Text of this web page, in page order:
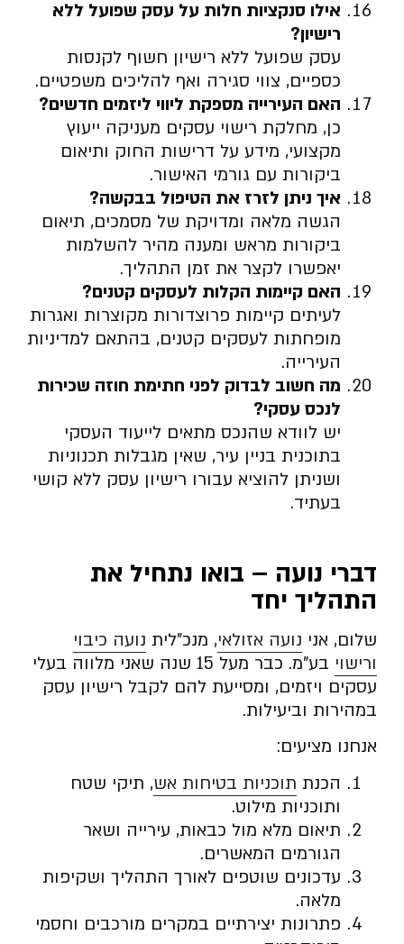
אילו סנקציות חלות על עסק שפועל ללא
רישיון?
עסק שפועל ללא רישיון חשוף לקנסות
כספיים, צווי סגירה ואף להליכים משפטיים.
האם העירייה מספקת ליווי ליזמים חדשים?
כן, מחלקת רישוי עסקים מעניקה ייעוץ
מקצועי, מידע על דרישות החוק ותיאום
ביקורות עם גורמי האישור.
איך ניתן לזרז את הטיפול בבקשה?
הגשה מלאה ומדויקת של מסמכים, תיאום
ביקורות מראש ומענה מהיר להשלמות
יאפשרו לקצר את זמן התהליך.
האם קיימות הקלות לעסקים קטנים?
לעיתים קיימות פרוצדורות מקוצרות ואגרות
מופחתות לעסקים קטנים, בהתאם למדיניות
העירייה.
מה חשוב לבדוק לפני חתימת חוזה שכירות
לנכס עסקי?
יש לוודא שהנכס מתאים לייעוד העסקי
בתוכנית בניין עיר, שאין מגבלות תכנוניות
ושניתן להוציא עבורו רישיון עסק ללא קושי
בעתיד.
דברי נועה – בואו נתחיל את
התהליך יחד
שלום, אני נועה אזולאי, מנכ”לית נועה כיבוי
ורישוי
בע”מ. כבר מעל 15 שנה שאני מלווה בעלי
עסקים ויזמים, ומסייעת להם לקבל רישיון עסק
במהירות וביעילות.
אנחנו מציעים:
הכנת תוכניות בטיחות אש, תיקי שטח
ותוכניות מילוט.
תיאום מלא מול כבאות, עירייה ושאר
הגורמים המאשרים.
עדכונים שוטפים לאורך התהליך ושקיפות
מלאה.
פתרונות יצירתיים במקרים מורכבים וחסמי